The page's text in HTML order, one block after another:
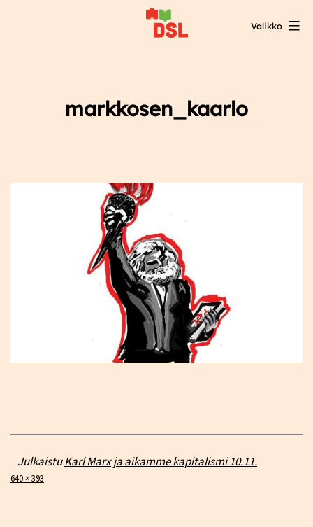
Valikko
markkosen_kaarlo
JulkaistuKarl Marx ja aikamme kapitalismi 10.11.
Täysikokoinen
640 × 393